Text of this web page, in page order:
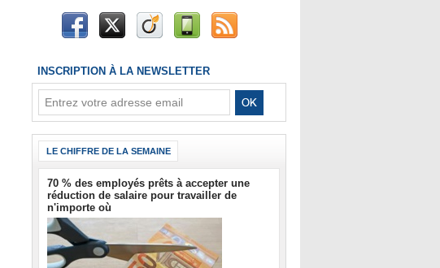
INSCRIPTION À LA NEWSLETTER
LE CHIFFRE DE LA SEMAINE
70 % des employés prêts à accepter une
réduction de salaire pour travailler de
n'importe où